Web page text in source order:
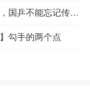
一拍振醒中国体育的春天，国乒不能忘记传奇前辈这份初心！
勾手的两个点